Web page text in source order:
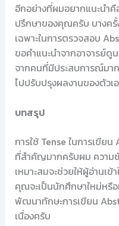
อีกอย่างที่ผมอยากแนะนำคื
ปรึกษาของคุณครับ บางครั้
เฉพาะในการตรวจสอบ
ขอคำแนะนำจากอาจารย์ดู
จากคนที่มีประสบการณ์มา
ไปปรับปรุงผลงานของตัวเ
บทสรุป
การใช้ Tense ในการเขีย
ที่สำคัญมากครับผม ความชั
เหมาะสมจะช่วยให้ผู้อ่านเ
คุณจะเป็นนักศึกษาใหม่หรื
พัฒนาทักษะการเขียน
เนื่องครับ